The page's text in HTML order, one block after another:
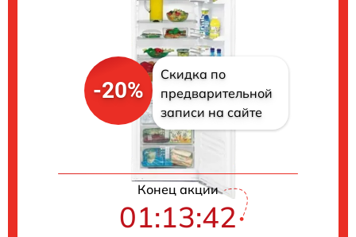
-20%
Скидка по
предварительной
записи на сайте
Конец акции
01:13:41